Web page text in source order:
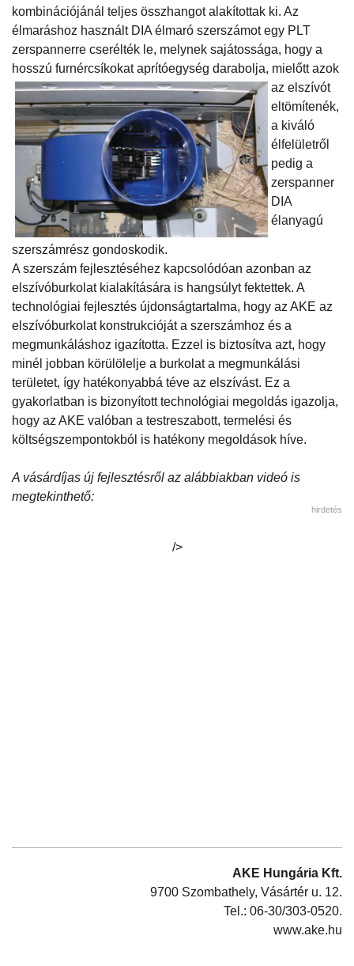
kombinációjánál teljes összhangot alakítottak ki. Az
élmaráshoz használt DIA élmaró szerszámot egy PLT
zerspannerre cserélték le, melynek sajátossága, hogy a
hosszú furnércsíkokat aprítóegység darabolja, mielőtt azok
az elszívót
eltömítenék,
a kiváló
élfelületről
pedig a
zerspanner
DIA
élanyagú
szerszámrész gondoskodik.
A szerszám fejlesztéséhez kapcsolódóan azonban az
elszívóburkolat kialakítására is hangsúlyt fektettek. A
technológiai fejlesztés újdonságtartalma, hogy az AKE az
elszívóburkolat konstrukcióját a szerszámhoz és a
megmunkáláshoz igazította. Ezzel is biztosítva azt, hogy
minél jobban körülölelje a burkolat a megmunkálási
területet, így hatékonyabbá téve az elszívást. Ez a
gyakorlatban is bizonyított technológiai megoldás igazolja,
hogy az AKE valóban a testreszabott, termelési és
költségszempontokból is hatékony megoldások híve.
A vásárdíjas új fejlesztésről az alábbiakban videó is
megtekinthető:
hirdetés
/>
AKE Hungária Kft.
9700 Szombathely, Vásártér u. 12.
Tel.: 06-30/303-0520.
www.ake.hu